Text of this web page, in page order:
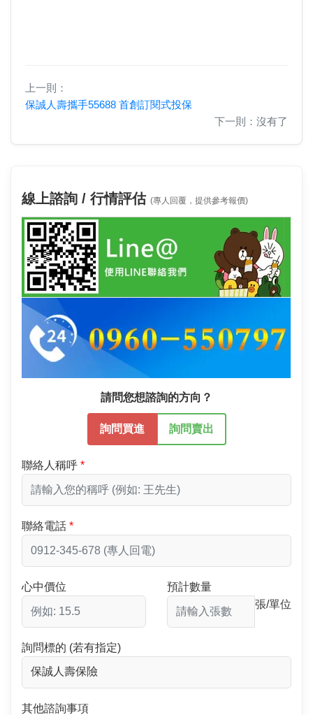
上一則：
保誠人壽攜手55688 首創訂閱式投保
下一則：沒有了
線上諮詢 / 行情評估 (專人回覆，提供參考報價)
請問您想諮詢的方向？
詢問買進 詢問賣出
聯絡人稱呼
聯絡電話
心中價位
預計數量
張/單位
詢問標的 (若有指定)
其他諮詢事項